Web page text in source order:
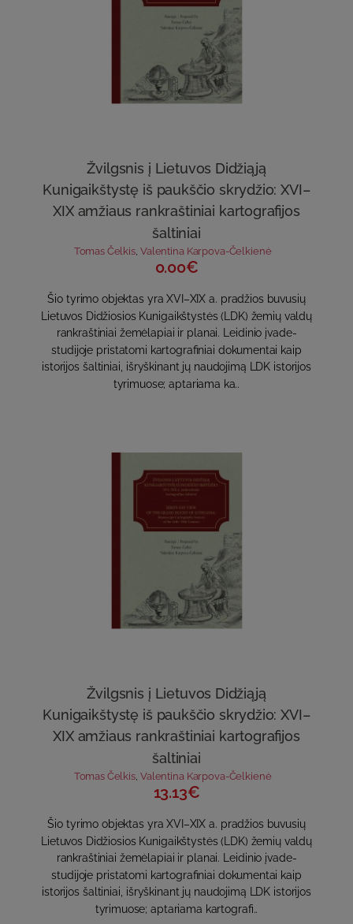
Žvilgsnis į Lietuvos Didžiąją
Kunigaikštystę iš paukščio skrydžio: XVI–
XIX amžiaus rankraštiniai kartografijos
šaltiniai
Tomas Čelkis, Valentina Karpova-Čelkienė
0.00€
Šio tyrimo objektas yra XVI–XIX a. pradžios buvusių
Lietuvos Didžiosios Kunigaikštystės (LDK) žemių valdų
rankraštiniai žemėlapiai ir planai. Leidinio įvade-
studijoje pristatomi kartografiniai dokumentai kaip
istorijos šaltiniai, išryškinant jų naudojimą LDK istorijos
tyrimuose; aptariama ka..
Žvilgsnis į Lietuvos Didžiąją
Kunigaikštystę iš paukščio skrydžio: XVI–
XIX amžiaus rankraštiniai kartografijos
šaltiniai
Tomas Čelkis, Valentina Karpova-Čelkienė
13.13€
Šio tyrimo objektas yra XVI–XIX a. pradžios buvusių
Lietuvos Didžiosios Kunigaikštystės (LDK) žemių valdų
rankraštiniai žemėlapiai ir planai. Leidinio įvade-
studijoje pristatomi kartografiniai dokumentai kaip
istorijos šaltiniai, išryškinant jų naudojimą LDK istorijos
tyrimuose; aptariama kartografi..